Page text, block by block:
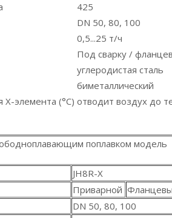
425
DN 50, 80, 100
0,5...25 т/ч
Под сварку /
углеродистая сталь
биметаллический
Х-элемента (°С) отводит воздух до
поплавком
JH8R-X
Приварной
DN 50, 80, 100